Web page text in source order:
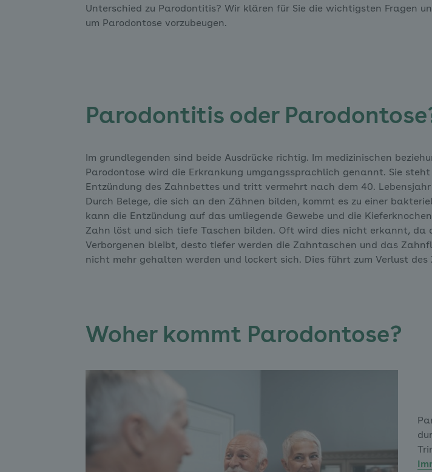
Unterschied zu Parodontitis? Wir klären für Sie die wichtigsten Fragen
um Parodontose vorzubeugen.
Parodontitis oder
Im grundlegenden sind beide Ausdrücke richtig. Im medizinischen
Parodontose wird die Erkrankung umgangssprachlich genannt. Sie
Entzündung des Zahnbettes und tritt vermehrt nach dem 40.
Durch Belege, die sich an den Zähnen bilden, kommt es zu einer
kann die Entzündung auf das umliegende Gewebe und die
Zahn löst und sich tiefe Taschen bilden. Oft wird dies nicht erkannt, da
Verborgenen bleibt, desto tiefer werden die Zahntaschen und das
nicht mehr gehalten werden und lockert sich. Dies führt zum Verlust des
Woher kommt Parodontose?